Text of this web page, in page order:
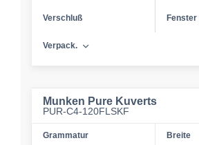
Verschluß Fenster
Verpack.
Munken Pure Kuverts
PUR-C4-120FLSKF
Grammatur
Breite